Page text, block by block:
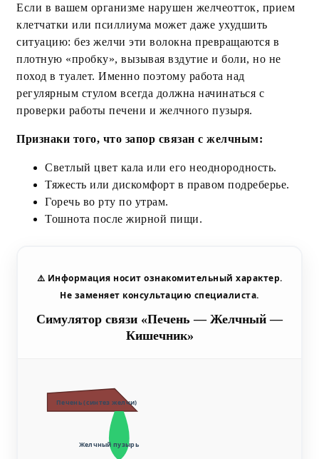
Если в вашем организме нарушен желчеотток, прием
клетчатки или псиллиума может даже ухудшить
ситуацию: без желчи эти волокна превращаются в
плотную «пробку», вызывая вздутие и боли, но не
поход в туалет. Именно поэтому работа над
регулярным стулом всегда должна начинаться с
проверки работы печени и желчного пузыря.
Признаки того, что запор связан с желчным:
Светлый цвет кала или его неоднородность.
Тяжесть или дискомфорт в правом подреберье.
Горечь во рту по утрам.
Тошнота после жирной пищи.
⚠️ Информация носит ознакомительный характер.
Не заменяет консультацию специалиста.
Симулятор связи «Печень — Желчный —
Кишечник»
Печень (синтез желчи)
Желчный пузырь